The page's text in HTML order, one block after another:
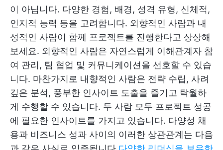
이 아닙니다. 다양한 경험, 배경, 성격 유형, 신체적,
인지적 능력 등을 고려합니다. 외향적인 사람과 내
성적인 사람이 함께 프로젝트를 진행한다고 상상해
보세요. 외향적인 사람은 자연스럽게 이해관계자 참
여 관리, 팀 협업 및 커뮤니케이션을 선호할 수 있습
니다. 마찬가지로 내향적인 사람은 전략 수립, 사려
깊은 분석, 풍부한 인사이트 도출을 즐기고 탁월하
게 수행할 수 있습니다. 두 사람 모두 프로젝트 성공
에 필요한 인사이트를 가지고 있습니다. 다양성 채
용과 비즈니스 성과 사이의 이러한 상관관계는 다음